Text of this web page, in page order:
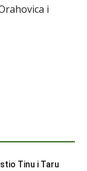
i
Tinu i Taru